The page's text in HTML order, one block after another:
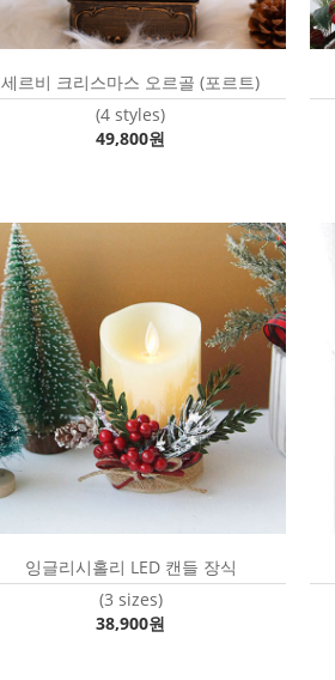
세르비 크리스마스 오르골 (포르트)
(4 styles)
49,800원
잉글리시홀리 LED 캔들 장식
(3 sizes)
38,900원